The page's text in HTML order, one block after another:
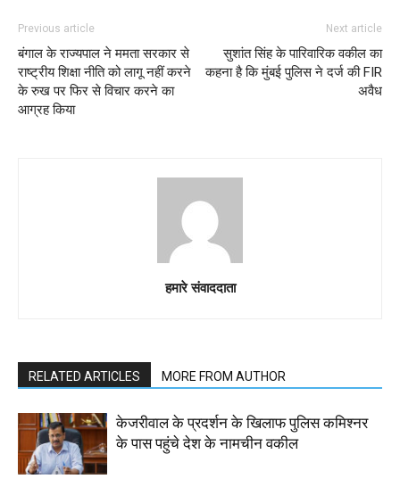
Previous article
बंगाल के राज्यपाल ने ममता सरकार से
राष्ट्रीय शिक्षा नीति को लागू नहीं करने
के रुख पर फिर से विचार करने का
आग्रह किया
Next article
सुशांत सिंह के पारिवारिक वकील का
कहना है कि मुंबई पुलिस ने दर्ज की FIR
अवैध
हमारे संवाददाता
RELATED ARTICLES MORE FROM AUTHOR
केजरीवाल के प्रदर्शन के खिलाफ पुलिस कमिश्नर
के पास पहुंचे देश के नामचीन वकील